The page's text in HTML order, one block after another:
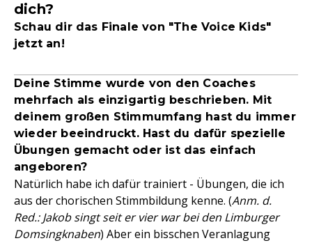
dich?
Schau dir das Finale von "The Voice Kids"
jetzt an!
Deine Stimme wurde von den Coaches
mehrfach als einzigartig beschrieben. Mit
deinem großen Stimmumfang hast du immer
wieder beeindruckt. Hast du dafür spezielle
Übungen gemacht oder ist das einfach
angeboren?
Natürlich habe ich dafür trainiert - Übungen, die ich
aus der chorischen Stimmbildung kenne. (Anm. d.
Red.: Jakob singt seit er vier war bei den Limburger
Domsingknaben) Aber ein bisschen Veranlagung